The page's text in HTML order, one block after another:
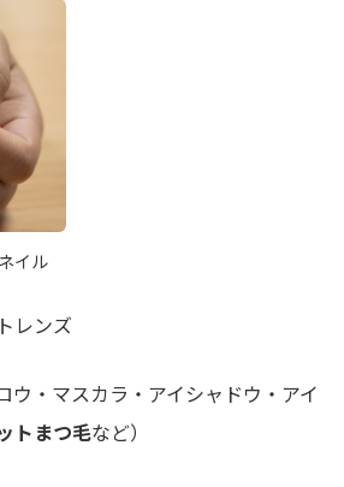
ル
レンズ
ウ・マスカラ・アイシャドウ・アイ
トまつ毛など）